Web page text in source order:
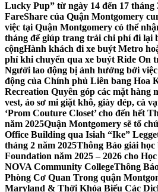
Lucky Pup” từ ngày 14 đến 17 tháng
FareShare của Quận Montgomery
việc tại Quận Montgomery có thể
tháng để giúp trang trải chi phí đi lại
cộngHành khách đi xe buýt Metro
phí khi chuyển qua xe buýt Ride On
Người lao động bị ảnh hưởng bởi
động của Chính phủ Liên bang Hoa
Recreation Quyên góp các mặt hàng
vest, áo sơ mi giặt khô, giày dép, cà
‘Prom Couture Closet’ cho đến hết
năm 2025Quận Montgomery sẽ tổ
Office Building qua Isiah “Ike”
tháng 2 năm 2025Thông Báo giải
Foundation năm 2025 – 2026 cho
NOVA Community CollegeThông
Phòng Cơ Quan Trong quận
Maryland & Thời Khóa Biểu Các